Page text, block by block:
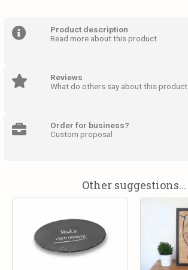
Product description
Read more about this product
Reviews
What do others say about this product
Order for business?
Custom proposal
Other suggestions...